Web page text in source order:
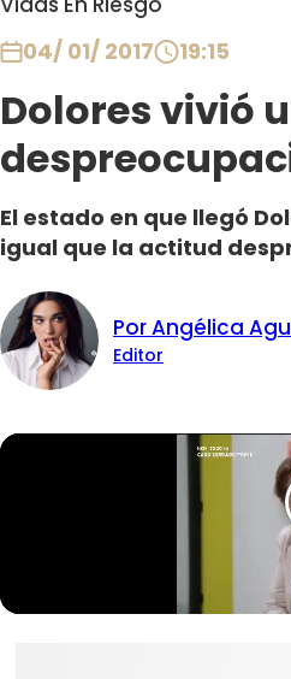
04/ 01/ 2017 19:15
Dolores vivió
El estado en que llegó
igual que la actitud
Por Angélica
Editor